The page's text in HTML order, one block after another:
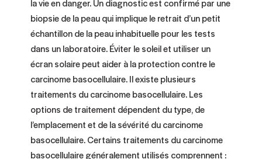
la vie en danger. Un diagnostic est confirmé par une
biopsie de la peau qui implique le retrait d’un petit
échantillon de la peau inhabituelle pour les tests
dans un laboratoire. Éviter le soleil et utiliser un
écran solaire peut aider à la protection contre le
carcinome basocellulaire. Il existe plusieurs
traitements du carcinome basocellulaire. Les
options de traitement dépendent du type, de
l’emplacement et de la sévérité du carcinome
basocellulaire. Certains traitements du carcinome
basocellulaire généralement utilisés comprennent :